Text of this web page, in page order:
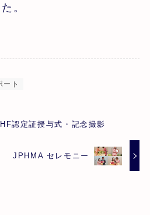
。
ート
認定証授与式・記念撮影
JPHMA セレモニー